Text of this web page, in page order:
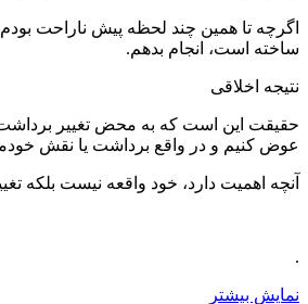
اگرچه تا همین چند لحظه پیش ناراحت
ساخته است، انجام بدهم.
نتیجه اخلاقی
حقیقت این است که به محض تغییر
عوض کنیم و در واقع برداشت یا نقش خودمان
آنچه اهمیت دارد، خود واقعه نیست بلکه
.
نمایش بیشتر